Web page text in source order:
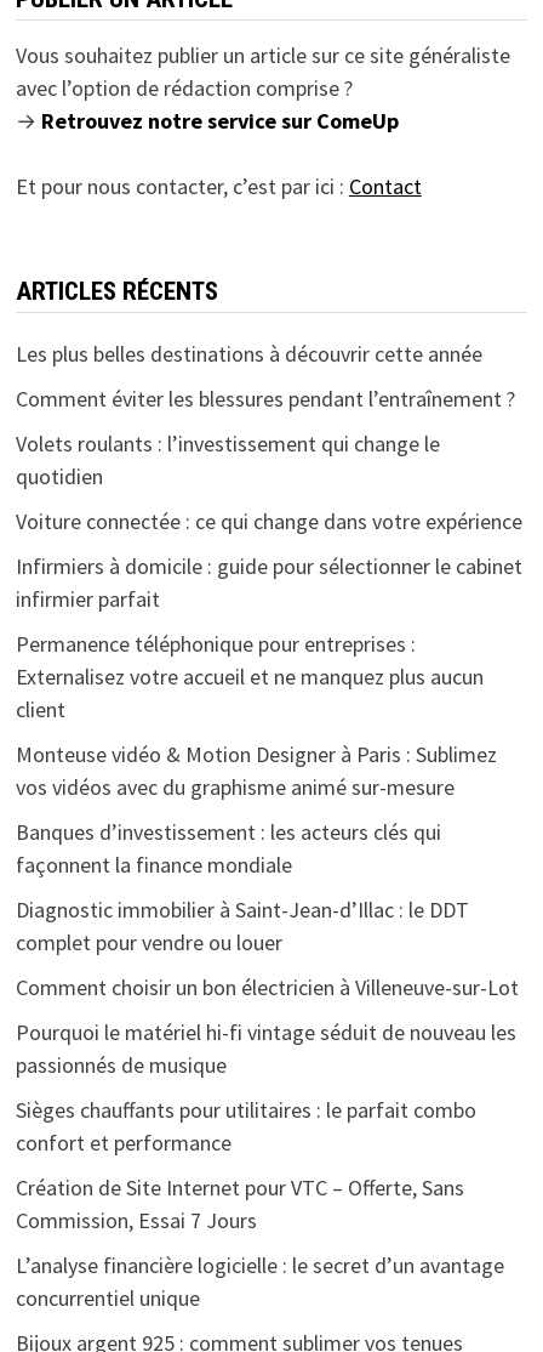
Vous souhaitez publier un article sur ce site généraliste
avec l’option de rédaction comprise ?
→ Retrouvez notre service sur ComeUp
Et pour nous contacter, c’est par ici : Contact
ARTICLES RÉCENTS
Les plus belles destinations à découvrir cette année
Comment éviter les blessures pendant l’entraînement ?
Volets roulants : l’investissement qui change le
quotidien
Voiture connectée : ce qui change dans votre expérience
Infirmiers à domicile : guide pour sélectionner le cabinet
infirmier parfait
Permanence téléphonique pour entreprises :
Externalisez votre accueil et ne manquez plus aucun
client
Monteuse vidéo & Motion Designer à Paris : Sublimez
vos vidéos avec du graphisme animé sur-mesure
Banques d’investissement : les acteurs clés qui
façonnent la finance mondiale
Diagnostic immobilier à Saint-Jean-d’Illac : le DDT
complet pour vendre ou louer
Comment choisir un bon électricien à Villeneuve-sur-Lot
Pourquoi le matériel hi-fi vintage séduit de nouveau les
passionnés de musique
Sièges chauffants pour utilitaires : le parfait combo
confort et performance
Création de Site Internet pour VTC – Offerte, Sans
Commission, Essai 7 Jours
L’analyse financière logicielle : le secret d’un avantage
concurrentiel unique
Bijoux argent 925 : comment sublimer vos tenues